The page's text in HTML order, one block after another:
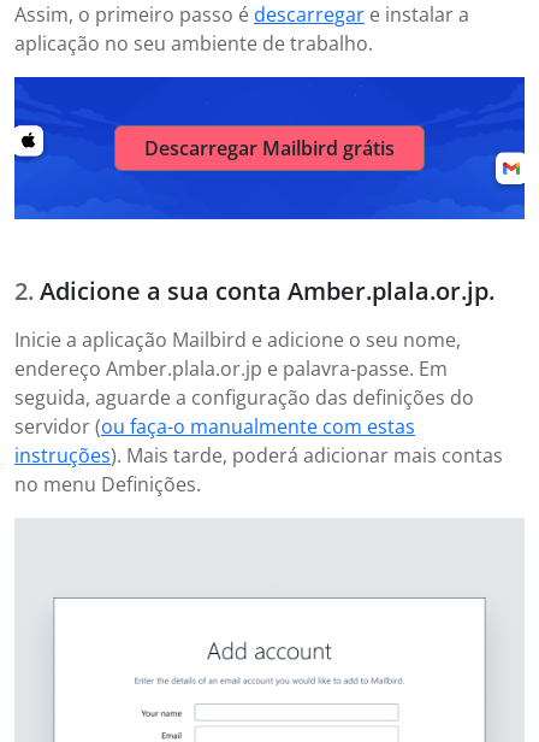
Assim, o primeiro passo é descarregar e instalar a
aplicação no seu ambiente de trabalho.
Descarregar Mailbird grátis
Adicione a sua conta Amber.plala.or.jp.
Inicie a aplicação Mailbird e adicione o seu nome,
endereço Amber.plala.or.jp e palavra-passe. Em
seguida, aguarde a configuração das definições do
servidor (ou faça-o manualmente com estas
instruções). Mais tarde, poderá adicionar mais contas
no menu Definições.